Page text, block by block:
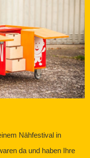
Nähfestival in
da und haben Ihre